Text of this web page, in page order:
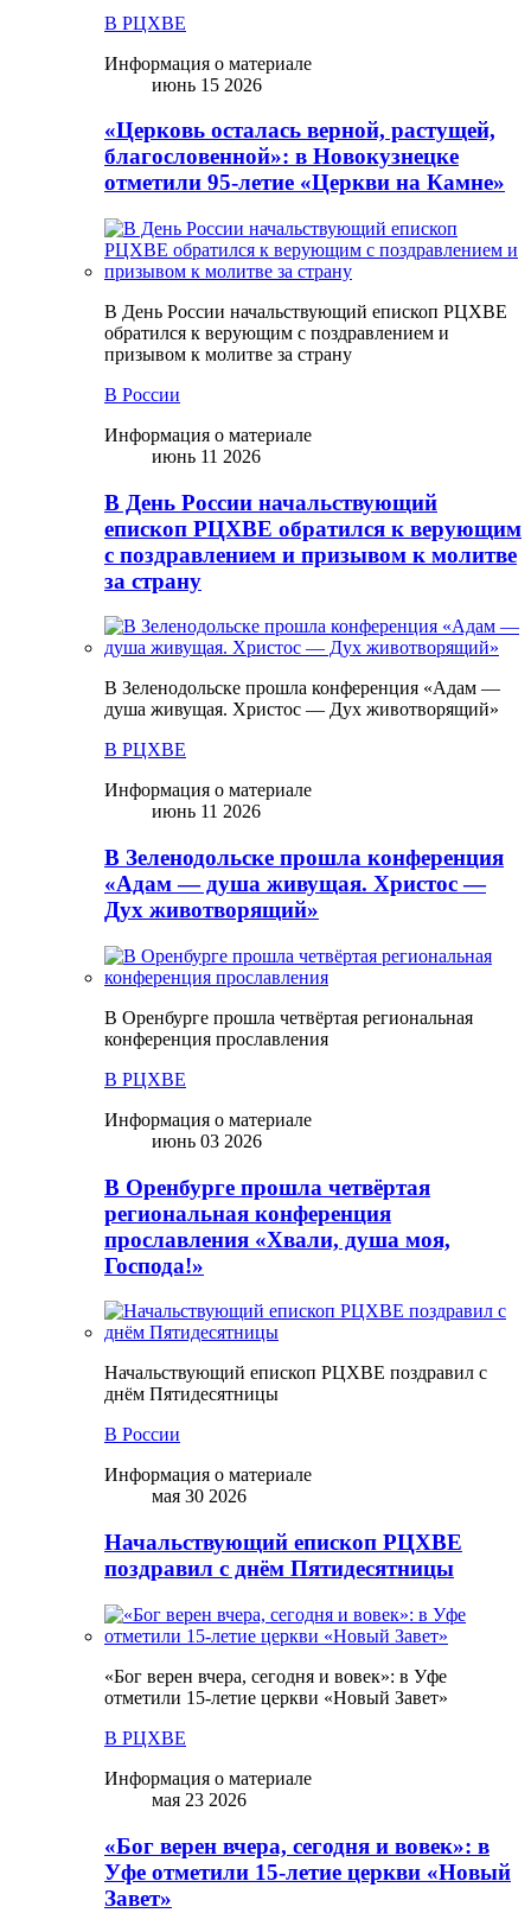
В РЦХВЕ
Информация о материале
июнь 15 2026
«Церковь осталась верной, растущей,
благословенной»: в Новокузнецке
отметили 95-летие «Церкви на Камне»
В День России начальствующий епископ РЦХВЕ
обратился к верующим с поздравлением и
призывом к молитве за страну
В России
Информация о материале
июнь 11 2026
В День России начальствующий
епископ РЦХВЕ обратился к верующим
с поздравлением и призывом к молитве
за страну
В Зеленодольске прошла конференция «Адам —
душа живущая. Христос — Дух животворящий»
В РЦХВЕ
Информация о материале
июнь 11 2026
В Зеленодольске прошла конференция
«Адам — душа живущая. Христос —
Дух животворящий»
В Оренбурге прошла четвёртая региональная
конференция прославления
В РЦХВЕ
Информация о материале
июнь 03 2026
В Оренбурге прошла четвёртая
региональная конференция
прославления «Хвали, душа моя,
Господа!»
Начальствующий епископ РЦХВЕ поздравил с
днём Пятидесятницы
В России
Информация о материале
мая 30 2026
Начальствующий епископ РЦХВЕ
поздравил с днём Пятидесятницы
«Бог верен вчера, сегодня и вовек»: в Уфе
отметили 15-летие церкви «Новый Завет»
В РЦХВЕ
Информация о материале
мая 23 2026
«Бог верен вчера, сегодня и вовек»: в
Уфе отметили 15-летие церкви «Новый
Завет»